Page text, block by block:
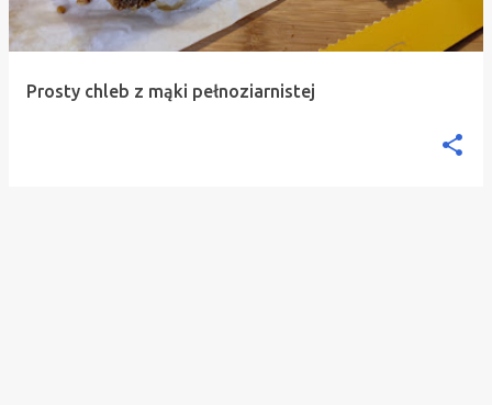
Prosty chleb z mąki pełnoziarnistej